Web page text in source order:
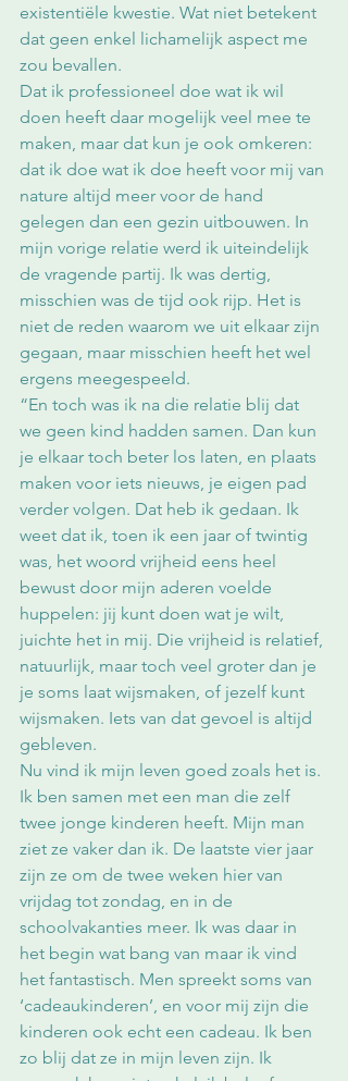
existentiële kwestie. Wat niet betekent
dat geen enkel lichamelijk aspect me
zou bevallen.
Dat ik professioneel doe wat ik wil
doen heeft daar mogelijk veel mee te
maken, maar dat kun je ook omkeren:
dat ik doe wat ik doe heeft voor mij van
nature altijd meer voor de hand
gelegen dan een gezin uitbouwen. In
mijn vorige relatie werd ik uiteindelijk
de vragende partij. Ik was dertig,
misschien was de tijd ook rijp. Het is
niet de reden waarom we uit elkaar zijn
gegaan, maar misschien heeft het wel
ergens meegespeeld.
“En toch was ik na die relatie blij dat
we geen kind hadden samen. Dan kun
je elkaar toch beter los laten, en plaats
maken voor iets nieuws, je eigen pad
verder volgen. Dat heb ik gedaan. Ik
weet dat ik, toen ik een jaar of twintig
was, het woord vrijheid eens heel
bewust door mijn aderen voelde
huppelen: jij kunt doen wat je wilt,
juichte het in mij. Die vrijheid is relatief,
natuurlijk, maar toch veel groter dan je
je soms laat wijsmaken, of jezelf kunt
wijsmaken. Iets van dat gevoel is altijd
gebleven.
Nu vind ik mijn leven goed zoals het is.
Ik ben samen met een man die zelf
twee jonge kinderen heeft. Mijn man
ziet ze vaker dan ik. De laatste vier jaar
zijn ze om de twee weken hier van
vrijdag tot zondag, en in de
schoolvakanties meer. Ik was daar in
het begin wat bang van maar ik vind
het fantastisch. Men spreekt soms van
‘cadeaukinderen’, en voor mij zijn die
kinderen ook echt een cadeau. Ik ben
zo blij dat ze in mijn leven zijn. Ik